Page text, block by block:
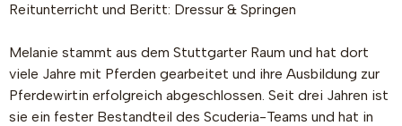
Reitunterricht und Beritt: Dressur & Springen
Melanie stammt aus dem Stuttgarter Raum und hat dort
viele Jahre mit Pferden gearbeitet und ihre Ausbildung zur
Pferdewirtin erfolgreich abgeschlossen. Seit drei Jahren ist
sie ein fester Bestandteil des Scuderia-Teams und hat in